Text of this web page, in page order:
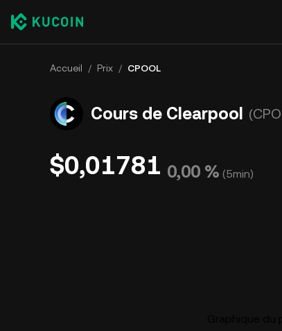
Accueil / Prix / CPOOL
Cours de Clearpool
$0,01781 0,00 % (5min)